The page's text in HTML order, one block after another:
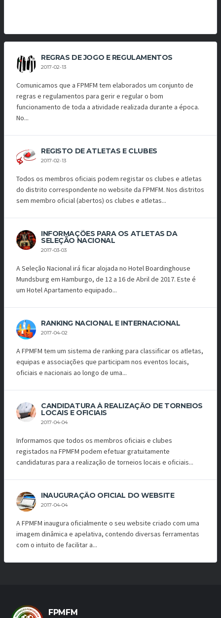
REGRAS DE JOGO E REGULAMENTOS
2017-02-13
Comunicamos que a FPMFM tem elaborados um conjunto de
regras e regulamentos para gerir e regular o bom
funcionamento de toda a atividade realizada durante a época.
No...
REGISTO DE ATLETAS E CLUBES
2017-02-13
Todos os membros oficiais podem registar os clubes e atletas
do distrito correspondente no website da FPMFM. Nos distritos
sem membro oficial (abertos) os clubes e atletas...
INFORMAÇÕES PARA OS ATLETAS DA
SELEÇÃO NACIONAL
2017-03-03
A Seleção Nacional irá ficar alojada no Hotel Boardinghouse
Mundsburg em Hamburgo, de 12 a 16 de Abril de 2017. Este é
um Hotel Apartamento equipado...
RANKING NACIONAL E INTERNACIONAL
2017-04-02
A FPMFM tem um sistema de ranking para classificar os atletas,
equipas e associações que participam nos eventos locais,
oficiais e nacionais ao longo de uma...
CANDIDATURA À REALIZAÇÃO DE TORNEIOS
LOCAIS E OFICIAIS
2017-04-04
Informamos que todos os membros oficiais e clubes
registados na FPMFM podem efetuar gratuitamente
candidaturas para a realização de torneios locais e oficiais...
INAUGURAÇÃO OFICIAL DO WEBSITE
2017-04-04
A FPMFM inaugura oficialmente o seu website criado com uma
imagem dinâmica e apelativa, contendo diversas ferramentas
com o intuito de facilitar a...
FPMFM